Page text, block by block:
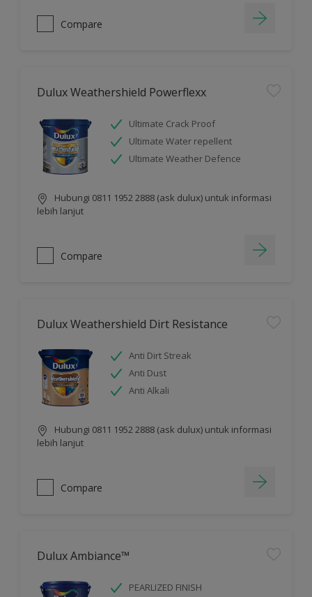
Compare
Dulux Weathershield Powerflexx
Ultimate Crack Proof
Ultimate Water repellent
Ultimate Weather Defence
Hubungi 0811 1952 2888 (ask dulux) untuk informasi
lebih lanjut
Compare
Dulux Weathershield Dirt Resistance
Anti Dirt Streak
Anti Dust
Anti Alkali
Hubungi 0811 1952 2888 (ask dulux) untuk informasi
lebih lanjut
Compare
Dulux Ambiance™
PEARLIZED FINISH